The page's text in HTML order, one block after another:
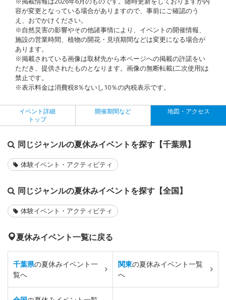
容が変更となっている場合がありますので、事前にご確認のう
え、おでかけください。
※自然災害の影響やその他諸事情により、イベントの開催情報、
施設の営業時間、植物の開花・見頃期間などは変更になる場合が
あります。
※掲載されている画像は取材先から本ページへの掲載の許諾をい
ただき、提供されたものとなります。画像の無断転載(二次使用)は
禁止です。
※表示料金は消費税8％ないし10％の内税表示です。
イベント詳細
トップ
開催期間など 地図・アクセス
同じジャンルの夏休みイベントを探す【千葉県】
体験イベント・アクティビティ
同じジャンルの夏休みイベントを探す【全国】
体験イベント・アクティビティ
夏休みイベント一覧に戻る
千葉県の夏休みイベント一
覧へ
関東の夏休みイベント一覧
へ